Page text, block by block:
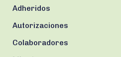
Adheridos
Autorizaciones
Colaboradores